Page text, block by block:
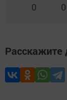
0 0
Расскажите